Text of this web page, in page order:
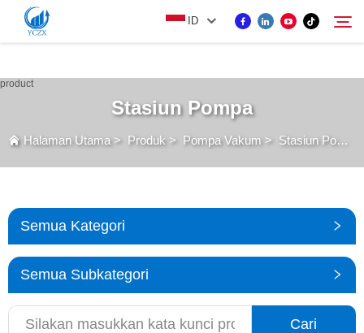
var images = document.getElementsByTagName('img'); for (var i = 0; i <
images.length; i++) { if (!images[i].getAttribute('alt')) { images[i].setAttribute('alt', ''); } }
ID
TENTANG KAMI
HUBUNGI KAMI
Stasiun Pompa
Halaman Utama> Produk > Pompa Vakum> Stasiun Pompa
Semua Kategori
Semua Subkategori
Cari